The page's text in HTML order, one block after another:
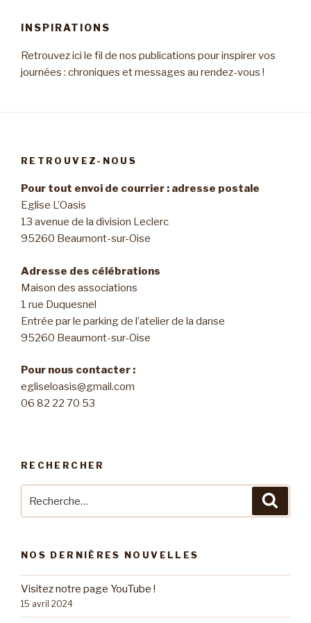
INSPIRATIONS
Retrouvez ici le fil de nos publications pour inspirer vos
journées : chroniques et messages au rendez-vous !
RETROUVEZ-NOUS
Pour tout envoi de courrier : adresse postale
Eglise L’Oasis
13 avenue de la division Leclerc
95260 Beaumont-sur-Oise
Adresse des célébrations
Maison des associations
1 rue Duquesnel
Entrée par le parking de l’atelier de la danse
95260 Beaumont-sur-Oise
Pour nous contacter :
egliseloasis@gmail.com
06 82 22 70 53
RECHERCHER
pour
NOS DERNIÈRES NOUVELLES
Visitez notre page YouTube !
15 avril 2024